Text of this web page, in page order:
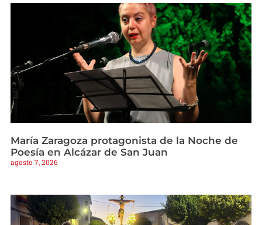
María Zaragoza protagonista de la Noche de
Poesía en Alcázar de San Juan
agosto 7, 2026